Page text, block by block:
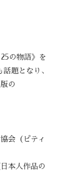
の物語》を
題となり、
の
会（ピティ
本人作品の